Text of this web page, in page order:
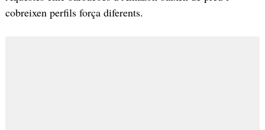
cobreixen perfils força diferents.